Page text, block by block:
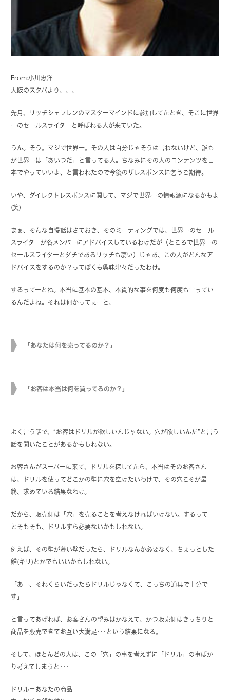
From:小川忠洋
大阪のスタバより、、、
先月、リッチシェフレンのマスターマインドに参加してたとき、そこに世界
一のセールスライターと呼ばれる人が来ていた。
うん。そう。マジで世界一。その人は自分じゃそうは言わないけど、誰も
が世界一は「あいつだ」と言ってる人。ちなみにその人のコンテンツを日
本でやっていいよ、と言われたので今後のザレスポンスに乞うご期待。
いや、ダイレクトレスポンスに関して、マジで世界一の情報源になるかもよ
(笑)
まぁ、そんな自慢話はさておき、そのミーティングでは、世界一のセール
スライターが各メンバーにアドバイスしているわけだが（ところで世界一の
セールスライターとダチであるリッチも凄い）じゃあ、この人がどんなア
ドバイスをするのか？ってぼくも興味津々だったわけ。
するってーとね。本当に基本の基本、本質的な事を何度も何度も言ってい
るんだよね。それは何かってぇーと、
「あなたは何を売ってるのか？」
「お客は本当は何を買ってるのか？」
よく言う話で、“お客はドリルが欲しいんじゃない。穴が欲しいんだ”と言う
話を聞いたことがあるかもしれない。
お客さんがスーパーに来て、ドリルを探してたら、本当はそのお客さん
は、ドリルを使ってどこかの壁に穴を空けたいわけで、その穴こそが最
終、求めている結果なわけ。
だから、販売側は「穴」を売ることを考えなければいけない。するってー
とそもそも、ドリルすら必要ないかもしれない。
例えば、その壁が薄い壁だったら、ドリルなんか必要なく、ちょっとした
錐(キリ)とかでもいいかもしれない。
「あー、それくらいだったらドリルじゃなくて、こっちの道具で十分で
す」
と言ってあげれば、お客さんの望みはかなえて、かつ販売側はきっちりと
商品を販売できてお互い大満足･･･という結果になる。
そして、ほとんどの人は、この「穴」の事を考えずに「ドリル」の事ばか
り考えてしまうと･･･
ドリル＝あなたの商品